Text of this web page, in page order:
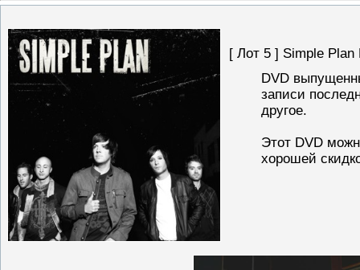
[ Лот 5 ] Simple
DVD
записи
другое.
Этот DVD
хорошей